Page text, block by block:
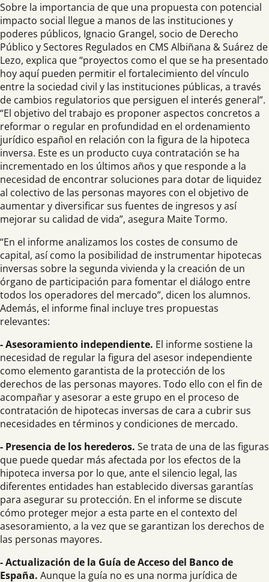
Sobre la importancia de que una propuesta con potencial
impacto social llegue a manos de las instituciones y
poderes públicos, Ignacio Grangel, socio de Derecho
Público y Sectores Regulados en CMS Albiñana & Suárez de
Lezo, explica que “proyectos como el que se ha presentado
hoy aquí pueden permitir el fortalecimiento del vínculo
entre la sociedad civil y las instituciones públicas, a través
de cambios regulatorios que persiguen el interés general”.
“El objetivo del trabajo es proponer aspectos concretos a
reformar o regular en profundidad en el ordenamiento
jurídico español en relación con la figura de la hipoteca
inversa. Este es un producto cuya contratación se ha
incrementado en los últimos años y que responde a la
necesidad de encontrar soluciones para dotar de liquidez
al colectivo de las personas mayores con el objetivo de
aumentar y diversificar sus fuentes de ingresos y así
mejorar su calidad de vida”, asegura Maite Tormo.
“En el informe analizamos los costes de consumo de
capital, así como la posibilidad de instrumentar hipotecas
inversas sobre la segunda vivienda y la creación de un
órgano de participación para fomentar el diálogo entre
todos los operadores del mercado”, dicen los alumnos.
Además, el informe final incluye tres propuestas
relevantes:
- Asesoramiento independiente. El informe sostiene la
necesidad de regular la figura del asesor independiente
como elemento garantista de la protección de los
derechos de las personas mayores. Todo ello con el fin de
acompañar y asesorar a este grupo en el proceso de
contratación de hipotecas inversas de cara a cubrir sus
necesidades en términos y condiciones de mercado.
- Presencia de los herederos. Se trata de una de las figuras
que puede quedar más afectada por los efectos de la
hipoteca inversa por lo que, ante el silencio legal, las
diferentes entidades han establecido diversas garantías
para asegurar su protección. En el informe se discute
cómo proteger mejor a esta parte en el contexto del
asesoramiento, a la vez que se garantizan los derechos de
las personas mayores.
- Actualización de la Guía de Acceso del Banco de
España. Aunque la guía no es una norma jurídica de